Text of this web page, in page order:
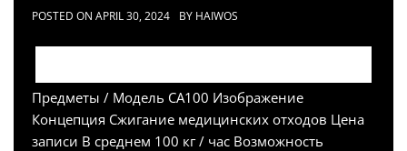
POSTED ON APRIL 30, 2024 BY HAIWOS
Предметы / Модель CA100 Изображение
Концепция Сжигание медицинских отходов Цена
записи В среднем 100 кг / час Возможность